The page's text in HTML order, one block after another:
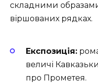
складними
віршованих рядках.
Експозиція:
величі
про Прометея.